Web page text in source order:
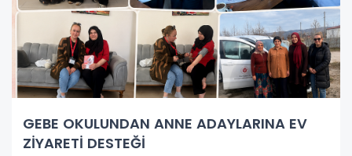
GEBE OKULUNDAN ANNE ADAYLARINA EV
ZİYARETİ DESTEĞİ